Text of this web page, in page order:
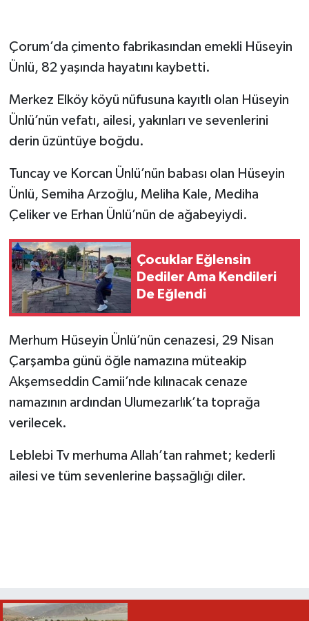
Çorum’da çimento fabrikasından emekli Hüseyin
Ünlü, 82 yaşında hayatını kaybetti.
Merkez Elköy köyü nüfusuna kayıtlı olan Hüseyin
Ünlü’nün vefatı, ailesi, yakınları ve sevenlerini
derin üzüntüye boğdu.
Tuncay ve Korcan Ünlü’nün babası olan Hüseyin
Ünlü, Semiha Arzoğlu, Meliha Kale, Mediha
Çeliker ve Erhan Ünlü’nün de ağabeyiydi.
Çocuklar Eğlensin
Dediler Ama Kendileri
De Eğlendi
Merhum Hüseyin Ünlü’nün cenazesi, 29 Nisan
Çarşamba günü öğle namazına müteakip
Akşemseddin Camii’nde kılınacak cenaze
namazının ardından Ulumezarlık’ta toprağa
verilecek.
Leblebi Tv merhuma Allah’tan rahmet; kederli
ailesi ve tüm sevenlerine başsağlığı diler.